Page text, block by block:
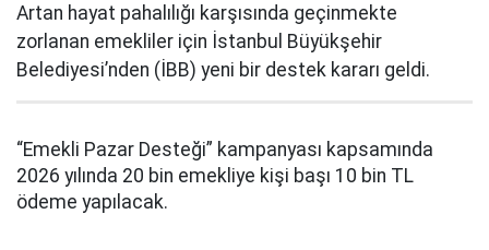
Artan hayat pahalılığı karşısında geçinmekte
zorlanan emekliler için İstanbul Büyükşehir
Belediyesi’nden (İBB) yeni bir destek kararı geldi.
“Emekli Pazar Desteği” kampanyası kapsamında
2026 yılında 20 bin emekliye kişi başı 10 bin TL
ödeme yapılacak.